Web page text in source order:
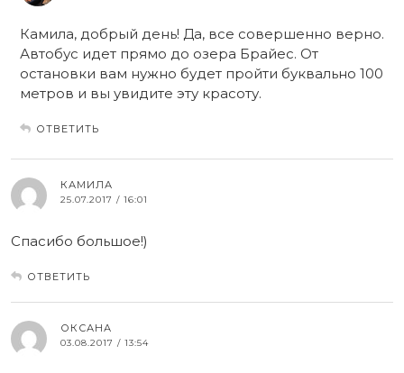
Камила, добрый день! Да, все совершенно верно.
Автобус идет прямо до озера Брайес. От
остановки вам нужно будет пройти буквально 100
метров и вы увидите эту красоту.
ОТВЕТИТЬ
КАМИЛА
25.07.2017 / 16:01
Спасибо большое!)
ОТВЕТИТЬ
ОКСАНА
03.08.2017 / 13:54